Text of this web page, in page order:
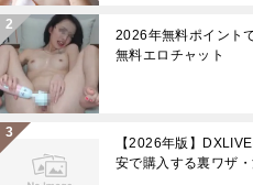
2026年無料ポイント
無料エロチャット
【2026年版】
安で購入する裏ワザ